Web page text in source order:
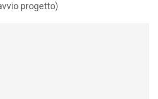
progetto)